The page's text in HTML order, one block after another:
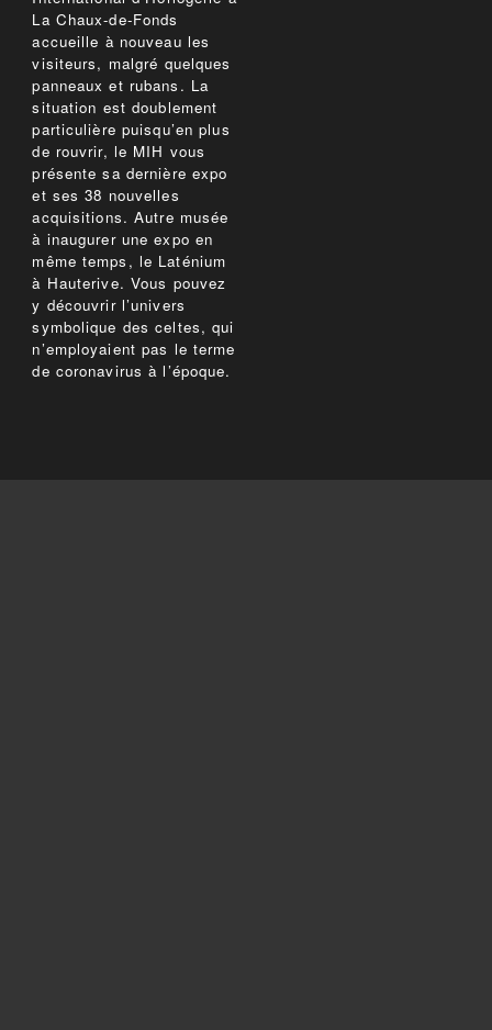
La Chaux-de-Fonds
accueille à nouveau les
visiteurs, malgré quelques
panneaux et rubans. La
situation est doublement
particulière puisqu’en plus
de rouvrir, le MIH vous
présente sa dernière expo
et ses 38 nouvelles
acquisitions. Autre musée
à inaugurer une expo en
même temps, le Laténium
à Hauterive. Vous pouvez
y découvrir l’univers
symbolique des celtes, qui
n’employaient pas le terme
de coronavirus à l’époque.